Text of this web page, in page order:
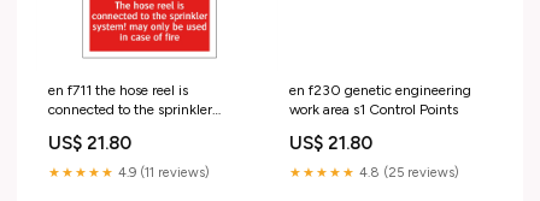
en f711 the hose reel is
connected to the sprinkler
case of fire Technical Rooms
US$ 21.80
★★★★★ 4.9 (11 reviews)
en f230 genetic engineering
work area s1 Control Points
US$ 21.80
★★★★★ 4.8 (25 reviews)